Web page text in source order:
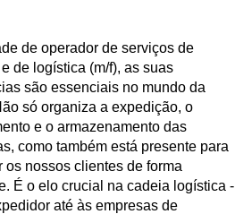
de operador de serviços de
de logística (m/f), as suas
são essenciais no mundo da
só organiza a expedição, o
e o armazenamento das
como também está presente para
os nossos clientes de forma
É o elo crucial na cadeia logística -
até às empresas de